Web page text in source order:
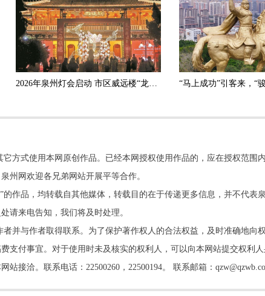
2026年泉州灯会启动 市区威远楼“龙马精神”创意花灯点亮
方式使用本网原创作品。已经本网授权使用作品的，应在授权范围
州网欢迎各兄弟网站开展平等合作。
作品，均转载自其他媒体，转载目的在于传递更多信息，并不代表
请来电告知，我们将及时处理。
并与作者取得联系。为了保护著作权人的合法权益，及时准确地向
支付事宜。对于使用时未及核实的权利人，可以向本网站提交权利
接洽。联系电话：22500260，22500194。 联系邮箱：